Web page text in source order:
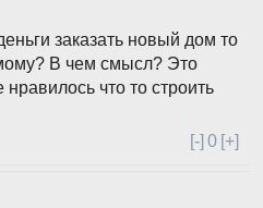
заказать новый дом то
В чем смысл? Это
нравилось что то строить
[-] 0 [+]